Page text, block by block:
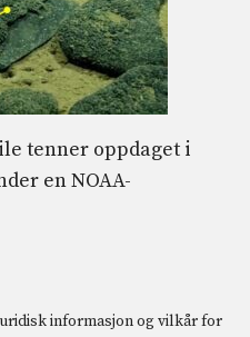
tenner oppdaget i
en NOAA-
informasjon og vilkår for